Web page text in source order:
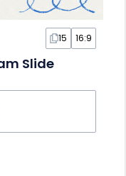
15 16:9
Slide